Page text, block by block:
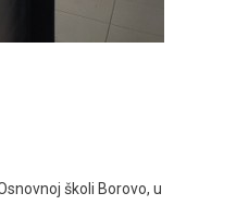
školi Borovo, u